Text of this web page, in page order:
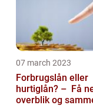
07 march 2023
Forbrugslån eller
hurtiglån? – Få
overblik og